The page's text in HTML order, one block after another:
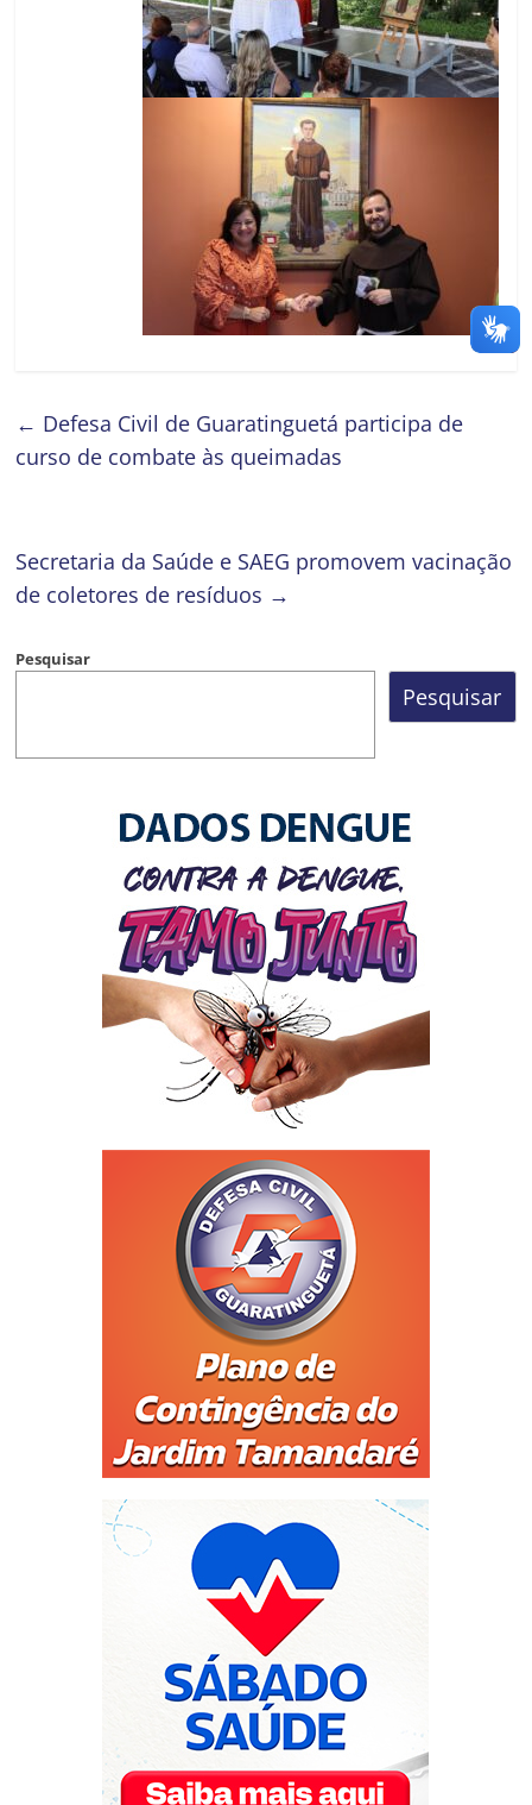
← Defesa Civil de Guaratinguetá participa de
curso de combate às queimadas
Secretaria da Saúde e SAEG promovem vacinação
de coletores de resíduos →
Pesquisar
Pesquisar